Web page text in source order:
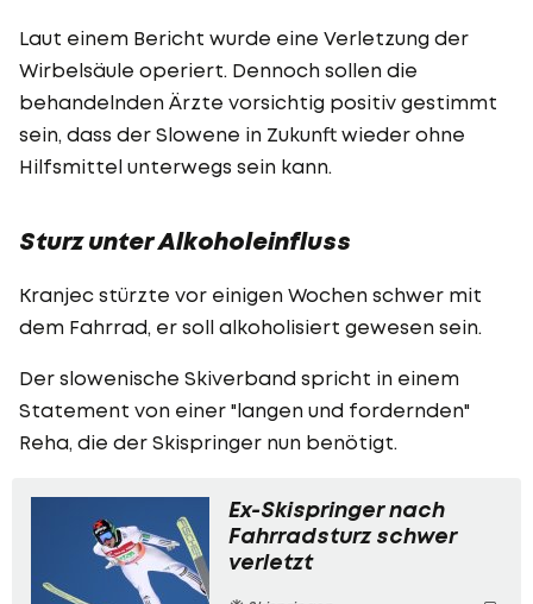
Laut einem Bericht wurde eine Verletzung der
Wirbelsäule operiert. Dennoch sollen die
behandelnden Ärzte vorsichtig positiv gestimmt
sein, dass der Slowene in Zukunft wieder ohne
Hilfsmittel unterwegs sein kann.
Sturz unter Alkoholeinfluss
Kranjec stürzte vor einigen Wochen schwer mit
dem Fahrrad, er soll alkoholisiert gewesen sein.
Der slowenische Skiverband spricht in einem
Statement von einer "langen und fordernden"
Reha, die der Skispringer nun benötigt.
Ex-Skispringer nach
Fahrradsturz schwer
verletzt